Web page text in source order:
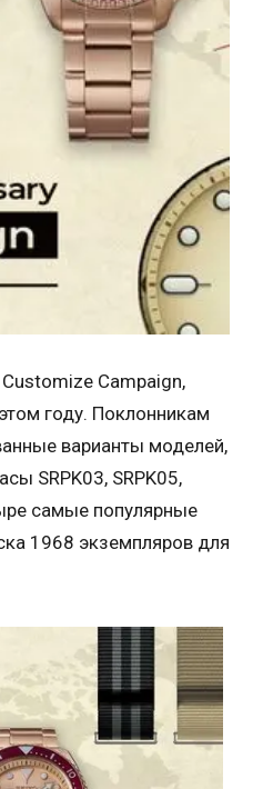
Campaign,
году. Поклонникам
варианты моделей,
SRPK03, SRPK05,
самые популярные
1968 экземпляров для